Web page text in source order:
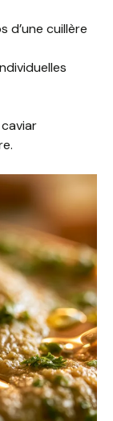
d’une cuillère